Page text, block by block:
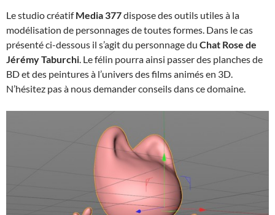
Le studio créatifMedia 377dispose des outils utiles à la
modélisation de personnages de toutes formes. Dans le cas
présenté ci-dessous il s’agit du personnage du Chat Rose de
Jérémy Taburchi. Le félin pourra ainsi passer des planches de
BD et des peintures à l’univers des films animés en 3D.
N’hésitez pas à nous demander conseils dans ce domaine.